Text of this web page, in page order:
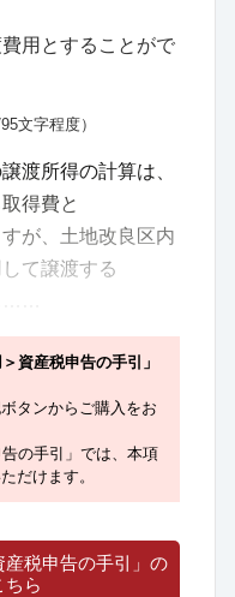
用とすることがで
文字程度）
渡所得の計算は、
得費と
が、土地改良区内
て譲渡する
資産税申告の手引」
タンからご購入をお
の手引」では、本項
だけます。
産税申告の手引」の
ちら